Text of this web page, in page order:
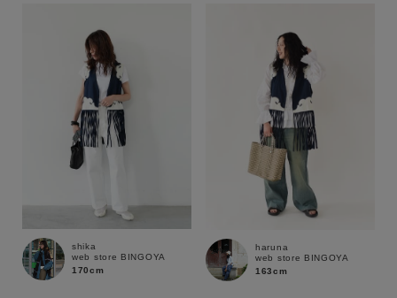
shika
web store BINGOYA
170cm
haruna
web store BINGOYA
163cm